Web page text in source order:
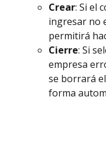
Crear: Si el
ingresar no
permitirá
Cierre: Si
empresa
se borrará
forma